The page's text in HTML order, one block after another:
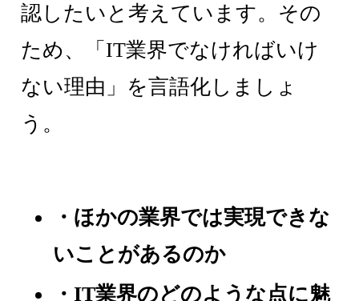
認したいと考えています。その
ため、「IT業界でなければいけ
ない理由」を言語化しましょ
う。
・ほかの業界では実現できな
いことがあるのか
・IT業界のどのような点に魅